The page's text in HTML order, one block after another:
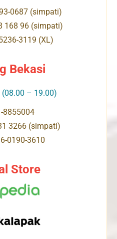
0687 (simpati)
168 96 (simpati)
3119 (XL)
Bekasi
– 19.00)
8855004
3266 (simpati)
0190-3610
Store